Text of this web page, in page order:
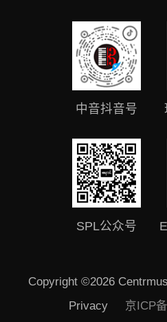
中音抖音号
SPL公众号
Copyright ©2026
Privacy 京ICP